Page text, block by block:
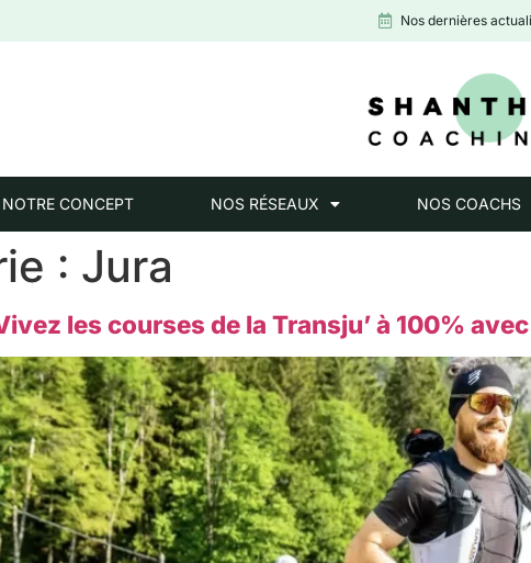
Nos dernières
NOTRE CONCEPT NOS RÉSEAUX NOS COACHS
: Jura
les courses de la Transju’ à 100%